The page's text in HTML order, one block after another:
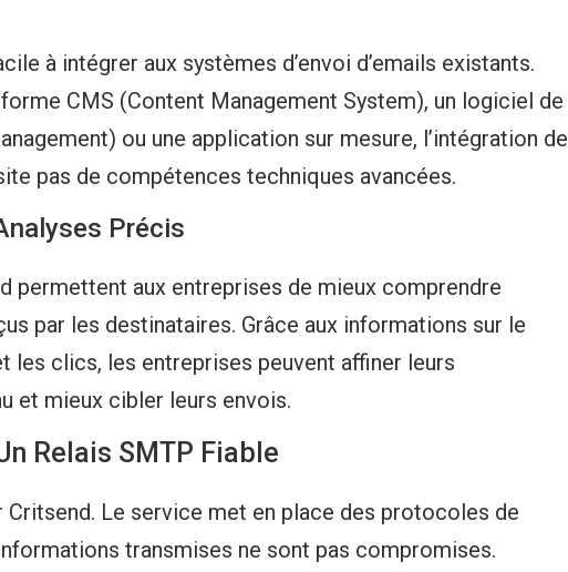
à intégrer aux systèmes d’envoi d’emails existants.
CMS (Content Management System), un logiciel de
ou une application sur mesure, l’intégration de
pas de compétences techniques avancées.
Précis
permettent aux entreprises de mieux comprendre
par les destinataires. Grâce aux informations sur le
les clics, les entreprises peuvent affiner leurs
et mieux cibler leurs envois.
Relais SMTP Fiable
Le service met en place des protocoles de
transmises ne sont pas compromises.